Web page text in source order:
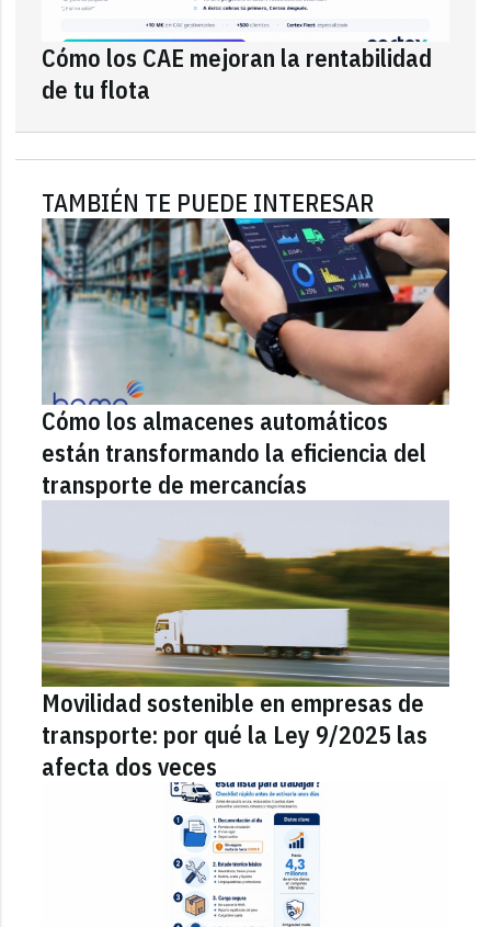
Cómo los CAE mejoran la rentabilidad
de tu flota
TAMBIÉN TE PUEDE INTERESAR
Cómo los almacenes automáticos
están transformando la eficiencia del
transporte de mercancías
Movilidad sostenible en empresas de
transporte: por qué la Ley 9/2025 las
afecta dos veces